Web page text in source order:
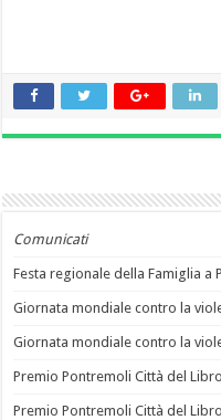
Comunicati
Festa regionale della Famiglia a
Giornata mondiale contro la
Giornata mondiale contro la
Premio Pontremoli Città del
Premio Pontremoli Città del